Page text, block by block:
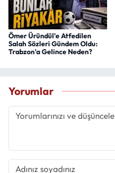
Ömer Üründül'e Atfedilen
Salah Sözleri Gündem Oldu:
Trabzon'a Gelince Neden?
Yorumlar